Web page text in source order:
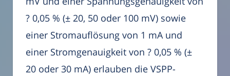
? 0,05 % (± 20, 50 oder 100 mV) sowie
einer Stromauflösung von 1 mA und
einer Stromgenauigkeit von ? 0,05 % (±
20 oder 30 mA) erlauben die VSPP-